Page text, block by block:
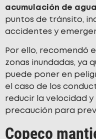
acumulación de
puntos de tránsito,
accidentes y
Por ello, recomendó
zonas inundadas, ya
puede poner en
el caso de los
reducir la velocidad
precaución para
Copeco